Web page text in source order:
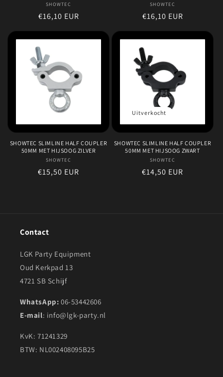
Verkoper:
SHOWTEC
Normale
€16,10 EUR
Verkoper:
SHOWTEC
Normale
€16,10 EUR
SHOWTEC SLIMLINE HALF COUPLER
50MM MET HIJSOOG ZILVER
Verkoper:
SHOWTEC
Normale
€15,50 EUR
Uitverkocht
SHOWTEC SLIMLINE HALF COUPLER
50MM MET HIJSOOG ZWART
Verkoper:
SHOWTEC
Normale
€14,50 EUR
Contact
LGK Party Equipment
Oud Kerkpad 13
4721 SB Schijf
WhatsApp: 06-53442606
E-mail: info@lgk-party.nl
KvK: 71241329
BTW: NL002408095B25